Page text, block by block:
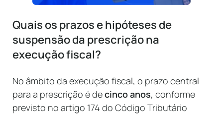
Quais os prazos e hipóteses de
suspensão da prescrição na
execução fiscal?
No âmbito da execução fiscal, o prazo central
para a prescrição é decinco anos, conforme
previsto no artigo 174 do Código Tributário